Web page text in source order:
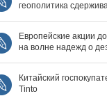
геополитика
Европейские акции
на волне надежд о
Китайский
Tinto